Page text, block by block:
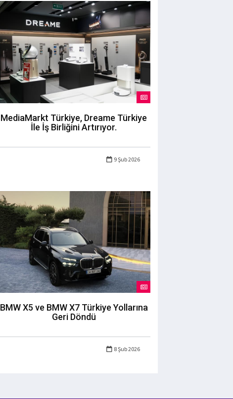
MediaMarkt Türkiye, Dreame Türkiye
İle İş Birliğini Artırıyor.
9 Şub 2026
BMW X5 ve BMW X7 Türkiye Yollarına
Geri Döndü
8 Şub 2026